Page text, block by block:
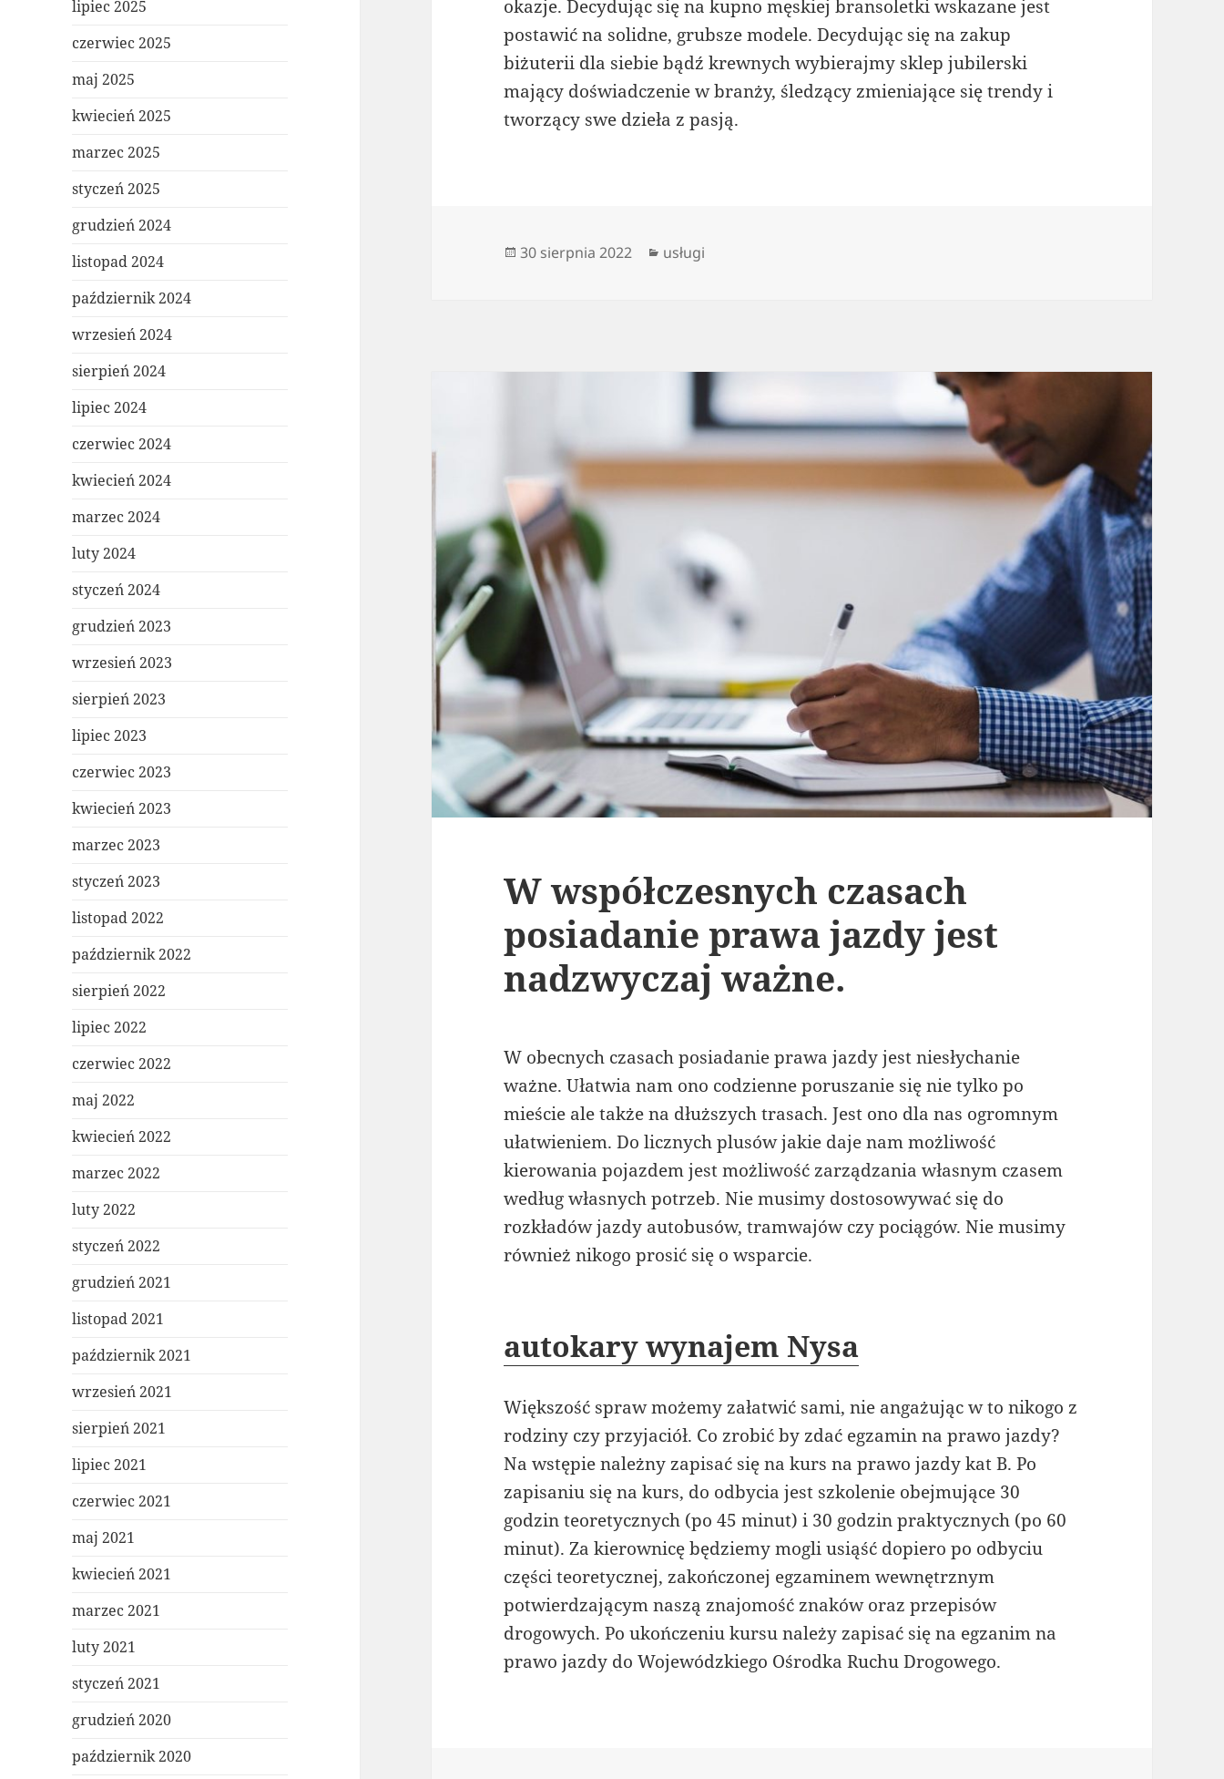
lipiec 2025
czerwiec 2025
maj 2025
kwiecień 2025
marzec 2025
styczeń 2025
grudzień 2024
listopad 2024
październik 2024
wrzesień 2024
sierpień 2024
lipiec 2024
czerwiec 2024
kwiecień 2024
marzec 2024
luty 2024
styczeń 2024
grudzień 2023
wrzesień 2023
sierpień 2023
lipiec 2023
czerwiec 2023
kwiecień 2023
marzec 2023
styczeń 2023
listopad 2022
październik 2022
sierpień 2022
lipiec 2022
czerwiec 2022
maj 2022
kwiecień 2022
marzec 2022
luty 2022
styczeń 2022
grudzień 2021
listopad 2021
październik 2021
wrzesień 2021
sierpień 2021
lipiec 2021
czerwiec 2021
maj 2021
kwiecień 2021
marzec 2021
luty 2021
styczeń 2021
grudzień 2020
październik 2020
okazje. Decydując się na kupno męskiej bransoletki wskazane jest
postawić na solidne, grubsze modele. Decydując się na zakup
biżuterii dla siebie bądź krewnych wybierajmy sklep jubilerski
mający doświadczenie w branży, śledzący zmieniające się trendy i
tworzący swe dzieła z pasją.
Data
30 sierpnia 2022 Kategorie
usługi
W współczesnych czasach
posiadanie prawa jazdy jest
nadzwyczaj ważne.
W obecnych czasach posiadanie prawa jazdy jest niesłychanie
ważne. Ułatwia nam ono codzienne poruszanie się nie tylko po
mieście ale także na dłuższych trasach. Jest ono dla nas ogromnym
ułatwieniem. Do licznych plusów jakie daje nam możliwość
kierowania pojazdem jest możliwość zarządzania własnym czasem
według własnych potrzeb. Nie musimy dostosowywać się do
rozkładów jazdy autobusów, tramwajów czy pociągów. Nie musimy
również nikogo prosić się o wsparcie.
autokary wynajem Nysa
Większość spraw możemy załatwić sami, nie angażując w to nikogo z
rodziny czy przyjaciół. Co zrobić by zdać egzamin na prawo jazdy?
Na wstępie należny zapisać się na kurs na prawo jazdy kat B. Po
zapisaniu się na kurs, do odbycia jest szkolenie obejmujące 30
godzin teoretycznych (po 45 minut) i 30 godzin praktycznych (po 60
minut). Za kierownicę będziemy mogli usiąść dopiero po odbyciu
części teoretycznej, zakończonej egzaminem wewnętrznym
potwierdzającym naszą znajomość znaków oraz przepisów
drogowych. Po ukończeniu kursu należy zapisać się na egzanim na
prawo jazdy do Wojewódzkiego Ośrodka Ruchu Drogowego.